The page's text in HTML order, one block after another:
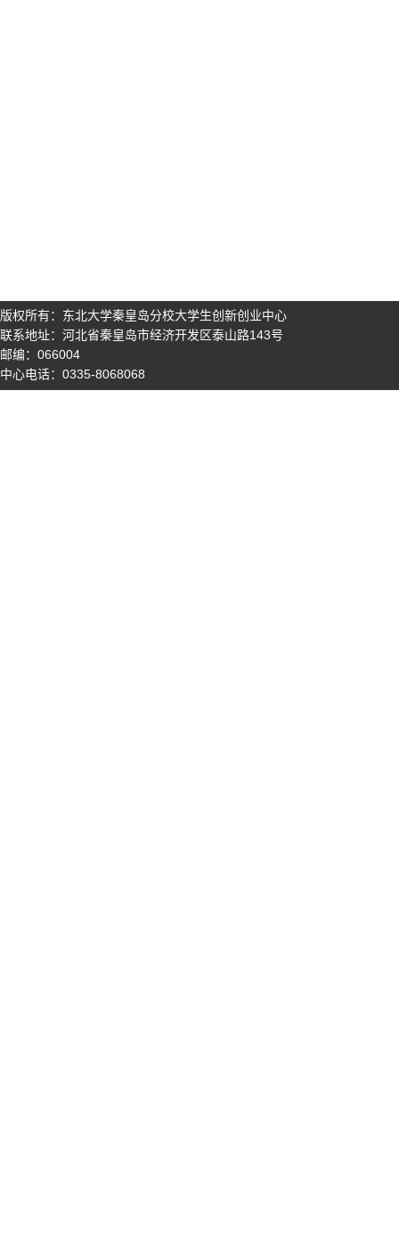
版权所有：东北大学秦皇岛分校大学生创新创业中心
联系地址：河北省秦皇岛市经济开发区泰山路143号
邮编：066004
中心电话：0335-8068068